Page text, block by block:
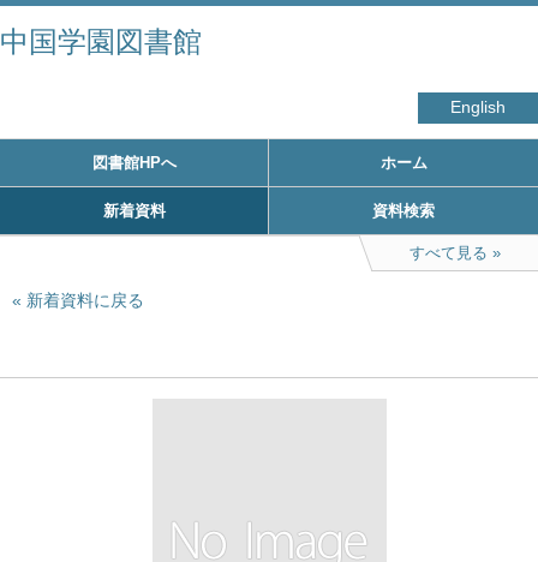
中国学園図書館
English
図書館HPへ ホーム
新着資料 資料検索
すべて見る
新着資料に戻る